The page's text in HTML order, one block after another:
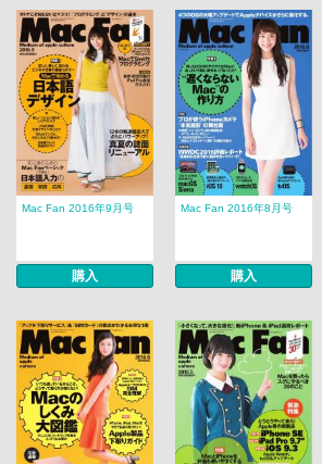
Mac Fan 2016年9月号
購入
Mac Fan 2016年8月号
購入